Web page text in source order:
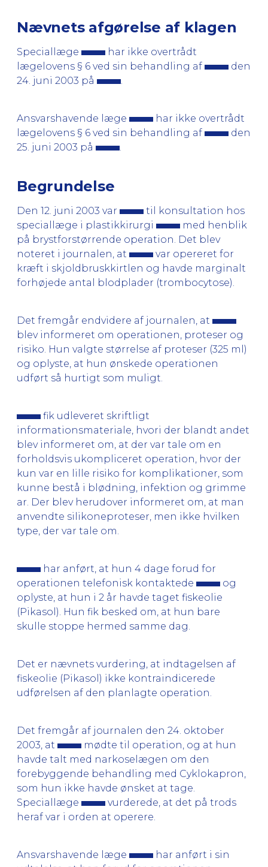
Nævnets afgørelse af klagen
Speciallæge
har ikke overtrådt
lægelovens § 6 ved sin behandling af
den
24. juni 2003 på
Ansvarshavende læge
har ikke overtrådt
lægelovens § 6 ved sin behandling af
den
25. juni 2003 på
Begrundelse
Den 12. juni 2003 var
til konsultation hos
speciallæge i plastikkirurgi
med henblik
på brystforstørrende operation. Det blev
noteret i journalen, at
var opereret for
kræft i skjoldbruskkirtlen og havde marginalt
forhøjede antal blodplader (trombocytose).
Det fremgår endvidere af journalen, at
blev informeret om operationen, proteser og
risiko. Hun valgte størrelse af proteser (325 ml)
og oplyste, at hun ønskede operationen
udført så hurtigt som muligt.
fik udleveret skriftligt
informationsmateriale, hvori der blandt andet
blev informeret om, at der var tale om en
forholdsvis ukompliceret operation, hvor der
kun var en lille risiko for komplikationer, som
kunne bestå i blødning, infektion og grimme
ar. Der blev herudover informeret om, at man
anvendte silikoneproteser, men ikke hvilken
type, der var tale om.
har anført, at hun 4 dage forud for
operationen telefonisk kontaktede
og
oplyste, at hun i 2 år havde taget fiskeolie
(Pikasol). Hun fik besked om, at hun bare
skulle stoppe hermed samme dag.
Det er nævnets vurdering, at indtagelsen af
fiskeolie (Pikasol) ikke kontraindicerede
udførelsen af den planlagte operation.
Det fremgår af journalen den 24. oktober
2003, at
mødte til operation, og at hun
havde talt med narkoselægen om den
forebyggende behandling med Cyklokapron,
som hun ikke havde ønsket at tage.
Speciallæge
vurderede, at det på trods
heraf var i orden at operere.
Ansvarshavende læge
har anført i sin